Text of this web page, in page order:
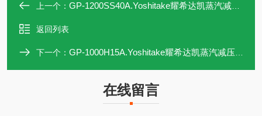
上一个： GP-1200SS40A.Yoshitake耀希达凯蒸汽减压阀GP-1200SS40A
返回列表
下一个： GP-1000H15A.Yoshitake耀希达凯蒸汽减压阀GP-1000H15A
在线留言